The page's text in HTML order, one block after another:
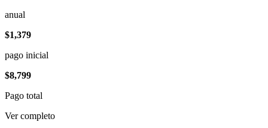
anual
$1,379
pago inicial
$8,799
Pago total
Ver completo